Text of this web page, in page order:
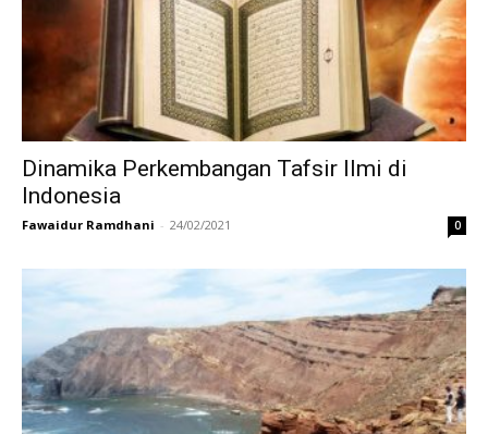
Dinamika Perkembangan Tafsir Ilmi di
Indonesia
Fawaidur Ramdhani - 24/02/2021 0